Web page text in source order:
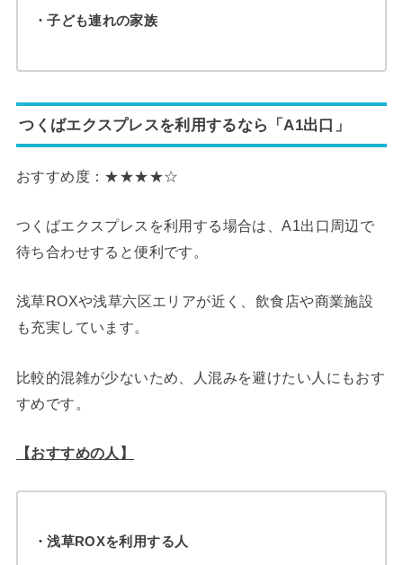
・子ども連れの家族
つくばエクスプレスを利用するなら「A1出口」
おすすめ度：★★★★☆
つくばエクスプレスを利用する場合は、A1出口周辺で
待ち合わせすると便利です。
浅草ROXや浅草六区エリアが近く、飲食店や商業施設
も充実しています。
比較的混雑が少ないため、人混みを避けたい人にもおす
すめです。
【おすすめの人】
・浅草ROXを利用する人